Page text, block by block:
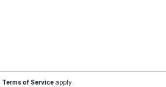
Terms of Service apply.